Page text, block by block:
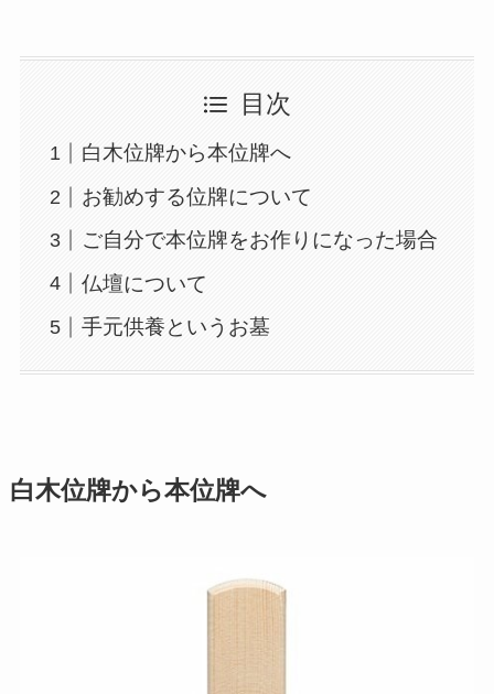
目次
白木位牌から本位牌へ
お勧めする位牌について
ご自分で本位牌をお作りになった場合
仏壇について
手元供養というお墓
白木位牌から本位牌へ